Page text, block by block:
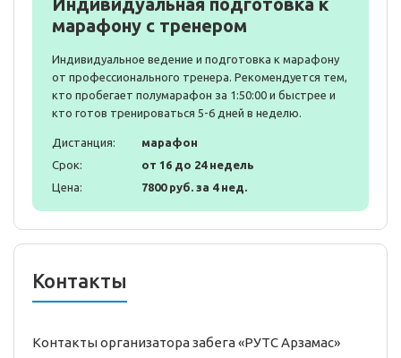
марафону с тренером
Индивидуальное ведение и подготовка к марафону
от профессионального тренера. Рекомендуется тем,
кто пробегает полумарафон за 1:50:00 и быстрее и
кто готов тренироваться 5-6 дней в неделю.
Дистанция:
марафон
Срок:
от 16 до 24 недель
Цена:
7800 руб. за 4 нед.
Контакты
Контакты организатора забега «РУТС Арзамас»